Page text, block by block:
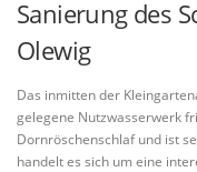
Sanierung des
Olewig
Das inmitten der
gelegene Nutzwasserwerk
Dornröschenschlaf und ist
handelt es sich um eine